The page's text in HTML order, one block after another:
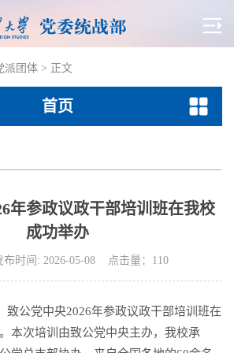
派团体 > 正文
首页
年参政议政干部培训班在我校
成功举办
时间: 2026-05-08 点击量： 110
致公党中央2026年参政议政干部培训班在
本次培训由致公党中央主办，我校承